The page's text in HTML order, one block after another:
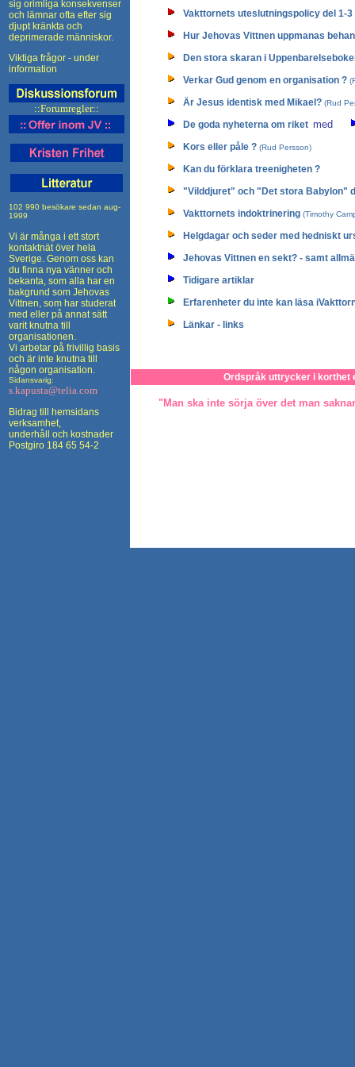
sig orimliga konsekvenser
och lämnar ofta efter sig
djupt kränkta och
deprimerade människor.
Viktiga frågor - under
information
::Forumregler::
102 990 besökare sedan aug-
1999
Vi är många i ett stort
kontaktnät över hela
Sverige. Genom oss kan
du finna nya vänner och
bekanta, som alla har en
bakgrund som Jehovas
Vittnen, som har studerat
med eller på annat sätt
varit knutna till
organisationen.
Vi arbetar på frivillig basis
och är inte knutna till
någon organisation.
Sidansvarig:
s.kapusta@telia.com
Bidrag till hemsidans
verksamhet,
underhåll och kostnader
Postgiro 184 65 54-2
Vakttornets uteslutningspolicy del 1-3
Hur Jehovas Vittnen uppmanas
Den stora skaran i
Verkar Gud genom en organisation ?
Är Jesus identisk med Mikael? (Rud
De goda nyheterna om riket med
Kors eller påle ? (Rud Persson)
Kan du förklara treenigheten ?
"Vilddjuret" och "Det stora Babylon"
Vakttornets indoktrinering (Timothy
Helgdagar och seder med hedniskt
Jehovas Vittnen en sekt? - samt
Tidigare artiklar
Erfarenheter du inte kan läsa
Länkar - links
Ordspråk uttrycker i korthet
"Man ska inte sörja över det man